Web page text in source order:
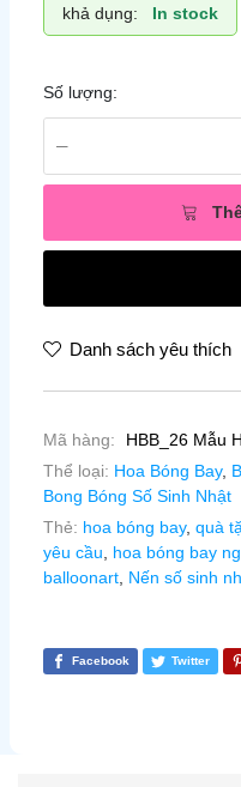
khả dụng: In stock
Số lượng:
Danh sách yêu thích
Mã hàng:
HBB_26 Mẫu
Thể loại: Hoa Bóng Bay,
Bong Bóng Số Sinh Nhật
Thẻ: hoa bóng bay, quà
yêu cầu
hoa bóng bay
balloonart Nến số sinh
Facebook Twitter